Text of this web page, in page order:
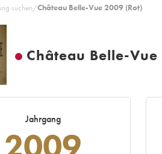
suchen/Château Belle-Vue 2009 (Rot)
Château Belle-Vue
Jahrgang